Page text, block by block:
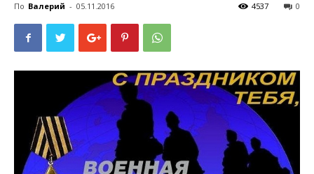
По Валерий - 05.11.2016 0
4537